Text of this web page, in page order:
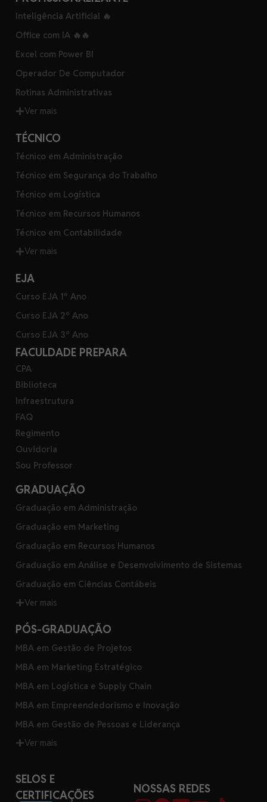
Inteligência Artificial 🔥
Office com IA 🔥🔥
Excel com Power BI
Operador De Computador
Rotinas Administrativas
Ver mais
TÉCNICO
Técnico em Administração
Técnico em Segurança do Trabalho
Técnico em Logística
Técnico em Recursos Humanos
Técnico em Contabilidade
Ver mais
EJA
Curso EJA 1º Ano
Curso EJA 2º Ano
Curso EJA 3º Ano
FACULDADE PREPARA
CPA
Biblioteca
Infraestrutura
FAQ
Regimento
Ouvidoria
Sou Professor
GRADUAÇÃO
Graduação em Administração
Graduação em Marketing
Graduação em Recursos Humanos
Graduação em Análise e Desenvolvimento de Sistemas
Graduação em Ciências Contábeis
Ver mais
PÓS-GRADUAÇÃO
MBA em Gestão de Projetos
MBA em Marketing Estratégico
MBA em Logística e Supply Chain
MBA em Empreendedorismo e Inovação
MBA em Gestão de Pessoas e Liderança
Ver mais
SELOS E
CERTIFICAÇÕES
NOSSAS REDES